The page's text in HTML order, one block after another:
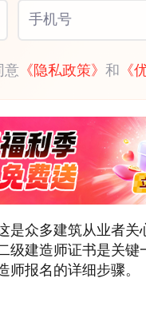
手机号
意 《隐私政策》和 《
是众多建筑从业者关
级建造师证书是关键
师报名的详细步骤。